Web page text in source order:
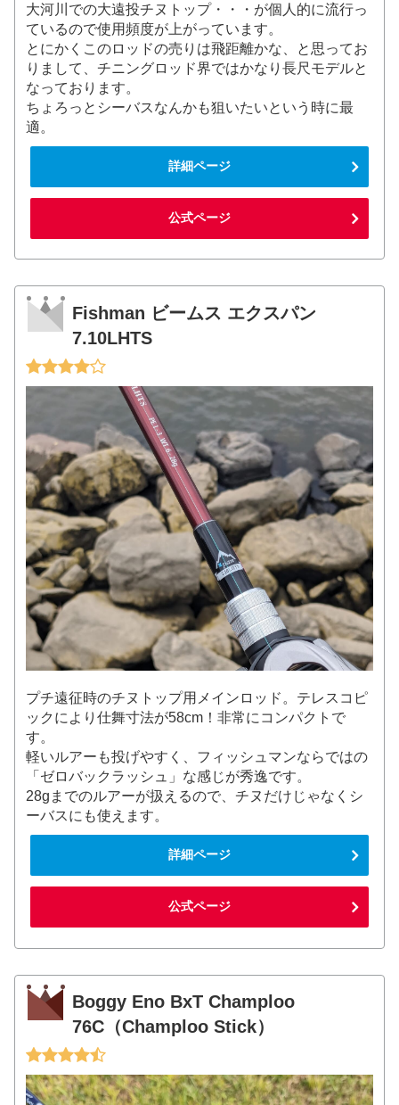
大河川での大遠投チヌトップ・・・が個人的に流行っ
ているので使用頻度が上がっています。
とにかくこのロッドの売りは飛距離かな、と思ってお
りまして、チニングロッド界ではかなり長尺モデルと
なっております。
ちょろっとシーバスなんかも狙いたいという時に最
適。
詳細ページ
公式ページ
Fishman ビームス エクスパン
7.10LHTS
プチ遠征時のチヌトップ用メインロッド。テレスコピ
ックにより仕舞寸法が58cm！非常にコンパクトで
す。
軽いルアーも投げやすく、フィッシュマンならではの
「ゼロバックラッシュ」な感じが秀逸です。
28gまでのルアーが扱えるので、チヌだけじゃなくシ
ーバスにも使えます。
詳細ページ
公式ページ
Boggy Eno BxT Champloo
76C（Champloo Stick）